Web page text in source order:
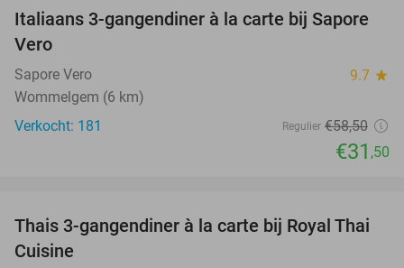
46%
Italiaans 3-gangendiner à la carte bij Sapore
Vero
Sapore Vero 9.7 star
Wommelgem (6 km)
Verkocht: 181
Regulier €58,50
€31 ,50
32%
Thais 3-gangendiner à la carte bij Royal Thai
Cuisine